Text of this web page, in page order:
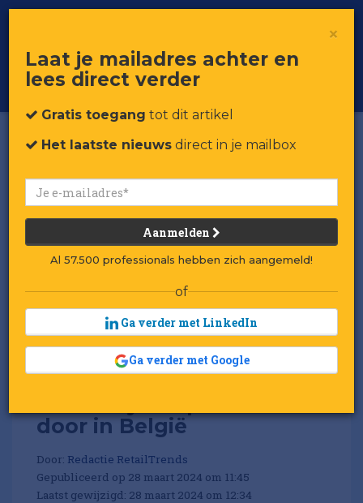
Voor professionals in retail & brands
Toggle
door in België
Door: Redactie RetailTrends
Gepubliceerd op 28 maart 2024 om 11:45
Laatst gewijzigd: 28 maart 2024 om 12:34
×
Laat je mailadres achter en
lees direct verder
Gratis toegang tot dit artikel
Het laatste nieuws direct in je mailbox
Aanmelden
Al 57.500 professionals hebben zich aangemeld!
of
Ga verder met LinkedIn
Ga verder met Google